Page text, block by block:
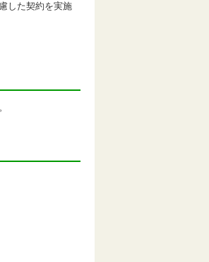
した契約を実施